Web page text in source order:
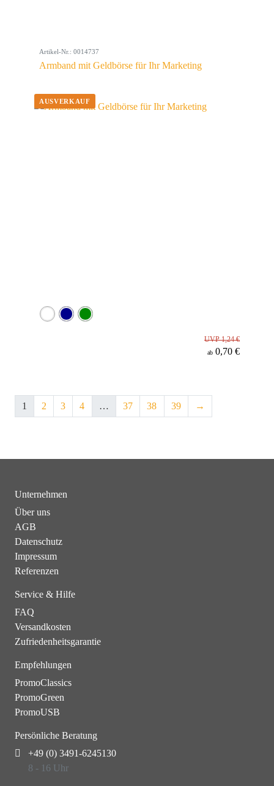
Artikel-Nr.: 0014737
Armband mit Geldbörse für Ihr Marketing
UVP 1,24 €
ab 0,70 €
1 2 3 4 … 37 38 39 →
Unternehmen
Über uns
AGB
Datenschutz
Impressum
Referenzen
Service & Hilfe
FAQ
Versandkosten
Zufriedenheitsgarantie
Empfehlungen
PromoClassics
PromoGreen
PromoUSB
Persönliche Beratung
+49 (0) 3491-6245130
8 - 16 Uhr